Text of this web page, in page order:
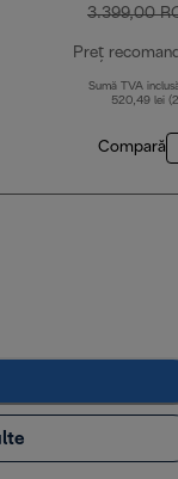
3.399,00
Preț
Sumă TVA
520,49 lei
Compară